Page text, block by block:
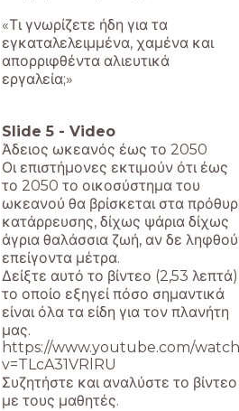
«Τι γνωρίζετε ήδη για τα
εγκαταλελειμμένα, χαμένα και
απορριφθέντα αλιευτικά
εργαλεία;»
Slide 5 - Video
Άδειος ωκεανός έως το 2050
Οι επιστήμονες εκτιμούν ότι έως
το 2050 το οικοσύστημα του
ωκεανού θα βρίσκεται στα
κατάρρευσης, δίχως ψάρια δίχως
άγρια θαλάσσια ζωή, αν δε
επείγοντα μέτρα.
Δείξτε αυτό το βίντεο (2,53
το οποίο εξηγεί πόσο σημαντικά
είναι όλα τα είδη για τον πλανήτη
μας.
https://www.youtube.com/
v=TLcA31VRlRU
Συζητήστε και αναλύστε το βίντεο
με τους μαθητές.